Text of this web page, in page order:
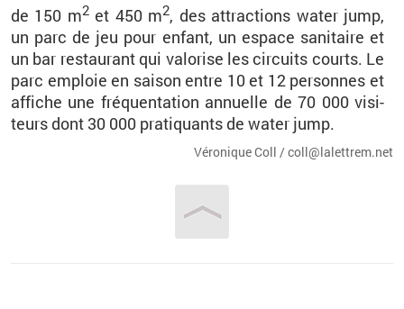
de 150 m2et 450 m2, des at­trac­tions water jump,
un parc de jeu pour en­fant, un es­pace sa­ni­taire et
un bar res­tau­rant qui va­lo­rise les cir­cuits courts. Le
parc em­ploie en sai­son entre 10 et 12 per­sonnes et
af­fiche une fré­quen­ta­tion an­nuelle de 70 000 vi­si­
teurs dont 30 000 pra­ti­quants de water jump.
Vé­ro­nique Coll / coll@​la­let­trem.​net